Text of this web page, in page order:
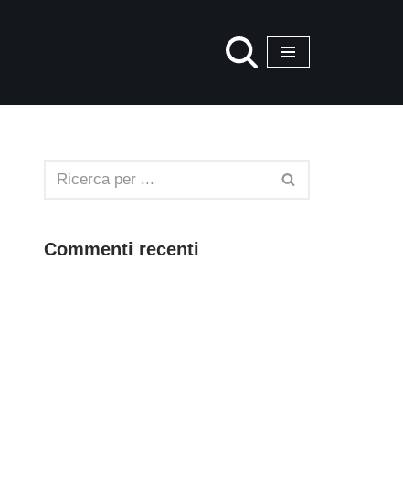
Commenti recenti